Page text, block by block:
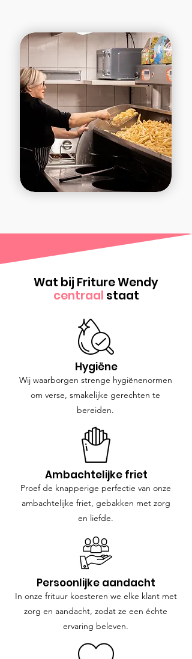
Wat bij Friture Wendy
centraal staat
Hygiëne
Wij waarborgen strenge hygiënenormen
om verse, smakelijke gerechten te
bereiden.
Ambachtelijke friet
Proef de knapperige perfectie van onze
ambachtelijke friet, gebakken met zorg
en liefde.
Persoonlijke aandacht
In onze frituur koesteren we elke klant met
zorg en aandacht, zodat ze een échte
ervaring beleven.